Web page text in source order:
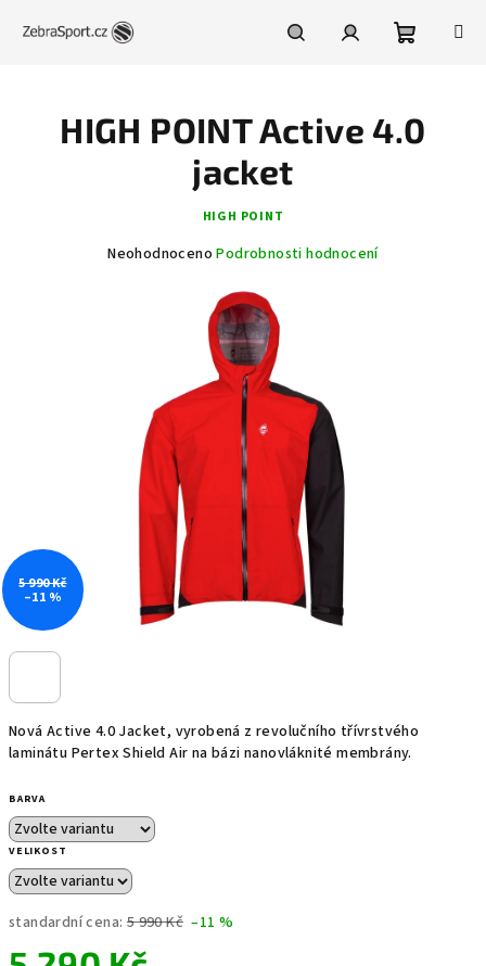
košík
Nová Active 4.0 Jacket, vyrobená z revolučního třívrstvého
laminátu Pertex Shield Air na bázi nanovláknité membrány.
BARVA
VELIKOST
standardní cena: 5 990 Kč –11 %
HIGH POINT Active 4.0
jacket
HIGH POINT
Průměrné
hvězdiček.
Neohodnoceno Podrobnosti hodnocení
5 990 Kč
–11 %